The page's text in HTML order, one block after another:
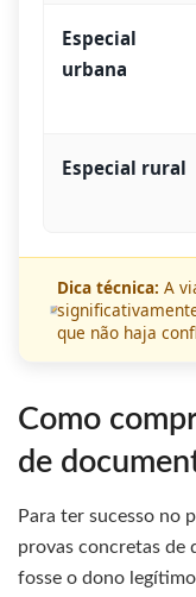
Especial
urbana
Especial rural
Dica técnica: A
que não haja
Como
de
Para ter sucesso no
provas concretas de
fosse o dono